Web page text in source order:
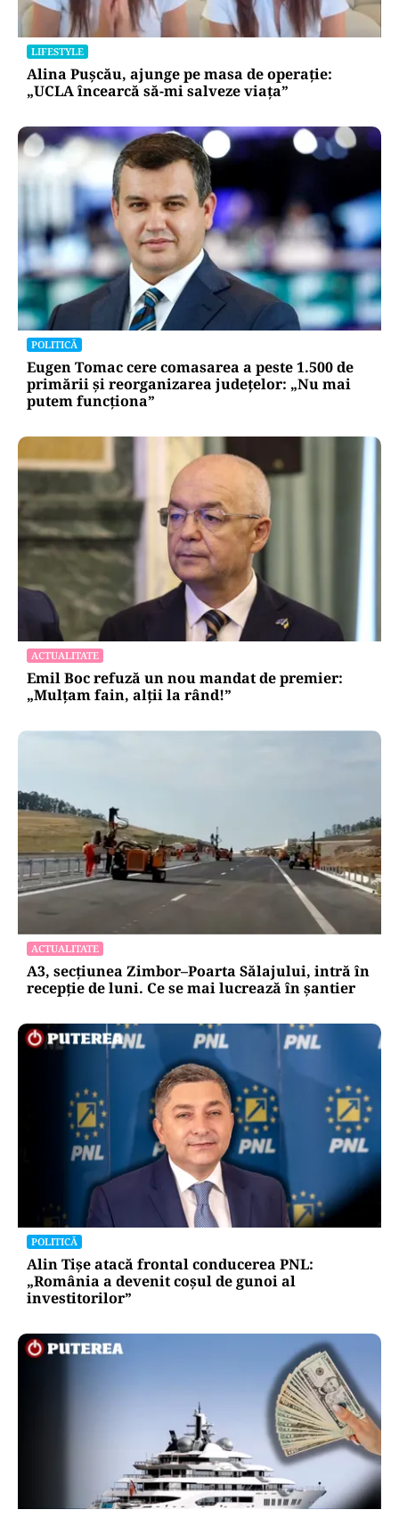
LIFESTYLE
Alina Pușcău, ajunge pe masa de operație:
„UCLA încearcă să-mi salveze viața”
POLITICĂ
Eugen Tomac cere comasarea a peste 1.500 de
primării și reorganizarea județelor: „Nu mai
putem funcționa”
ACTUALITATE
Emil Boc refuză un nou mandat de premier:
„Mulțam fain, alții la rând!”
ACTUALITATE
A3, secțiunea Zimbor–Poarta Sălajului, intră în
recepție de luni. Ce se mai lucrează în șantier
POLITICĂ
Alin Tișe atacă frontal conducerea PNL:
„România a devenit coșul de gunoi al
investitorilor”